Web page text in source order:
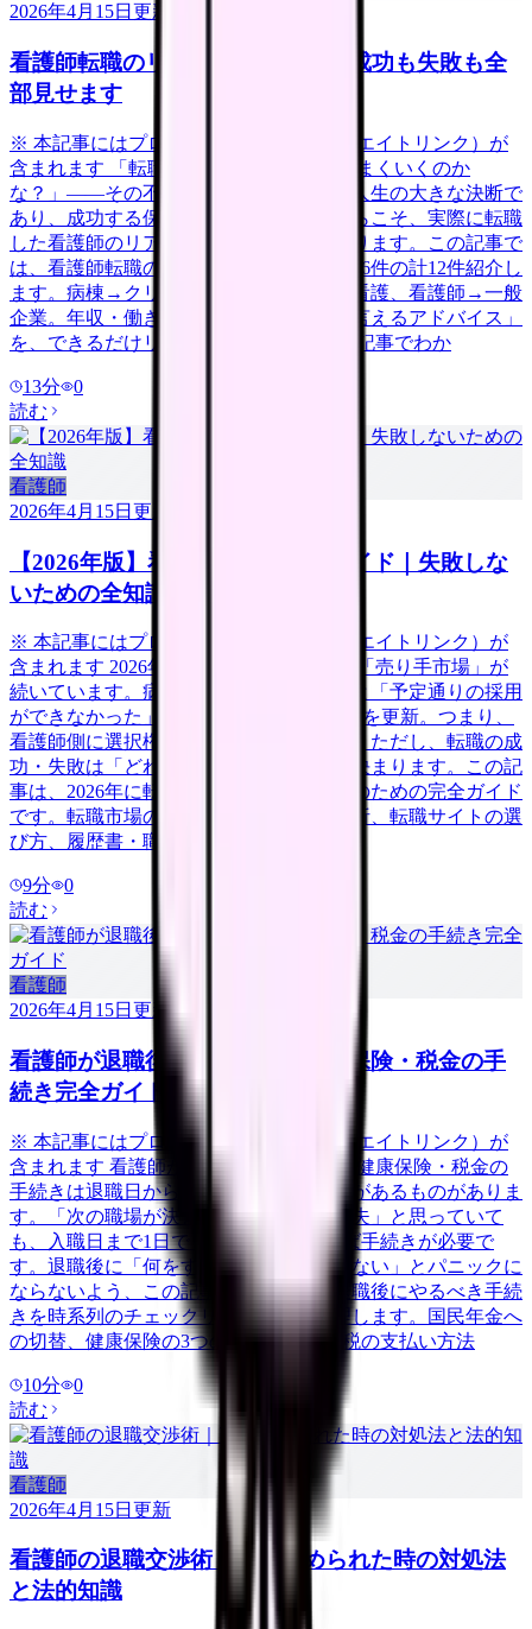
2026年4月15日 更新
看護師転職のリアル体験談12選｜成功も失敗も全
部見せます
※ 本記事にはプロモーション（アフィリエイトリンク）が
含まれます 「転職したいけど、本当にうまくいくのか
な？」——その不安、当然です。転職は人生の大きな決断で
あり、成功する保証はありません。だからこそ、実際に転職
した看護師のリアルな体験談が参考になります。この記事で
は、看護師転職の体験談を成功6件・失敗6件の計12件紹介し
ます。病棟→クリニック、急性期→訪問看護、看護師→一般
企業。年収・働き方の変化と「今だから言えるアドバイス」
を、できるだけリアルに伝えます。 この記事でわか
13分
0
読む
看護師
2026年4月15日 更新
【2026年版】看護師転職の完全ガイド｜失敗しな
いための全知識
※ 本記事にはプロモーション（アフィリエイトリンク）が
含まれます 2026年、看護師の転職市場は「売り手市場」が
続いています。病院看護実態調査によると「予定通りの採用
ができなかった」病院は58.3%で過去最高を更新。つまり、
看護師側に選択権がある有利な市場です。ただし、転職の成
功・失敗は「どれだけ準備をしたか」で決まります。この記
事は、2026年に転職を考えている看護師のための完全ガイド
です。転職市場の最新動向から、自己分析、転職サイトの選
び方、履歴書・職務経歴書の書き方、面
9分
0
読む
看護師
2026年4月15日 更新
看護師が退職後にやるべき年金・保険・税金の手
続き完全ガイド
※ 本記事にはプロモーション（アフィリエイトリンク）が
含まれます 看護師が退職した後、年金・健康保険・税金の
手続きは退職日から14日以内に行う必要があるものがありま
す。「次の職場が決まっているから大丈夫」と思っていて
も、入職日まで1日でも空白期間があれば手続きが必要で
す。退職後に「何をすればいいかわからない」とパニックに
ならないよう、この記事では看護師が退職後にやるべき手続
きを時系列のチェックリスト形式で整理します。国民年金へ
の切替、健康保険の3つの選択肢、住民税の支払い方法
10分
0
読む
看護師
2026年4月15日 更新
看護師の退職交渉術｜引き止められた時の対処法
と法的知識